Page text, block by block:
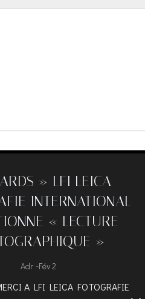
» LFI LEICA
INTERNATIONAL
« LECTURE
»
Adr -Fév 2
A LFI LEICA FOTOGRAFIE